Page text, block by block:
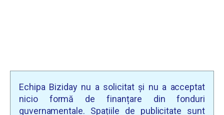
Echipa Biziday nu a solicitat și nu a acceptat
nicio formă de finanțare din fonduri
guvernamentale. Spațiile de publicitate sunt